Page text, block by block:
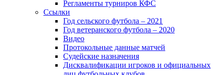
Регламенты турниров КФС
Ссылки
Год сельского футбола – 2021
Год ветеранского футбола – 2020
Видео
Протокольные данные матчей
Судейские назначения
Дисквалификации игроков и официальных